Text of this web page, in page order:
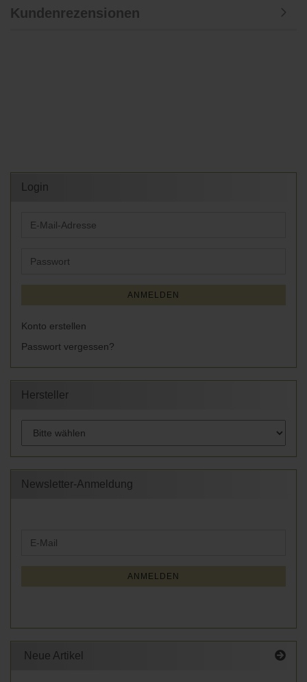
Kundenrezensionen
Login
E-
Passwort
ANMELDEN
Konto erstellen
Passwort vergessen?
Hersteller
Newsletter-Anmeldung
ZUR
E-
ANMELDEN
Neue Artikel